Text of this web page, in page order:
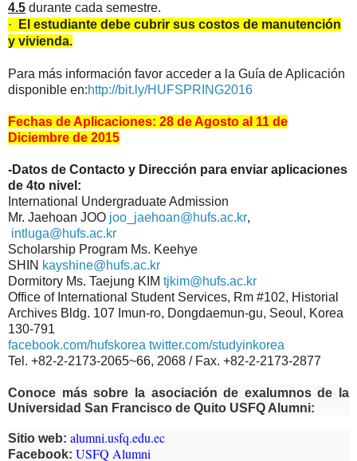
4.5 durante cada semestre.
·
El estudiante debe cubrir sus costos de manutención
y vivienda.
Para más información favor acceder a la Guía de Aplicación
disponible en:http://bit.ly/HUFSPRING2016
Fechas de Aplicaciones: 28 de Agosto al 11 de
Diciembre de 2015
-Datos de Contacto y Dirección para enviar aplicaciones
de 4to nivel:
International Undergraduate Admission
Mr. Jaehoan JOO joo_jaehoan@hufs.ac.kr,
intluga@hufs.ac.kr
Scholarship Program Ms. Keehye
SHIN kayshine@hufs.ac.kr
Dormitory Ms. Taejung KIM tjkim@hufs.ac.kr
Office of International Student Services, Rm #102, Historial
Archives Bldg. 107 Imun-ro, Dongdaemun-gu, Seoul, Korea
130-791
facebook.com/hufskorea twitter.com/studyinkorea
Tel. +82-2-2173-2065~66, 2068 / Fax. +82-2-2173-2877
Conoce más sobre la asociación de exalumnos de la
Universidad San Francisco de Quito USFQ Alumni:
Sitio web: alumni.usfq.edu.ec
Facebook: USFQ Alumni